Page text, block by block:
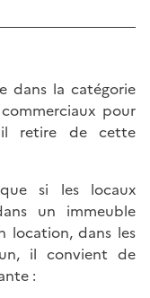
dans la catégorie
pour
retire de cette
si les locaux
un immeuble
location, dans les
il convient de
: